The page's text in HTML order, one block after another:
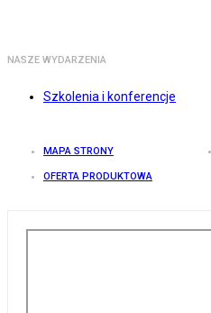
NASZE WYDARZENIA
Szkolenia i konferencje
MAPA STRONY
OFERTA PRODUKTOWA